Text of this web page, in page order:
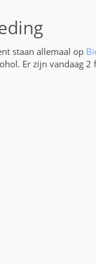
staan allemaal op
Er zijn vandaag